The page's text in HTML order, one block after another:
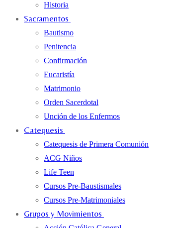
Historia
Sacramentos
Bautismo
Penitencia
Confirmación
Eucaristía
Matrimonio
Orden Sacerdotal
Unción de los Enfermos
Catequesis
Catequesis de Primera Comunión
ACG Niños
Life Teen
Cursos Pre-Baustismales
Cursos Pre-Matrimoniales
Grupos y Movimientos